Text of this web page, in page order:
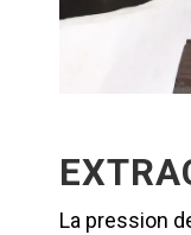
La pression